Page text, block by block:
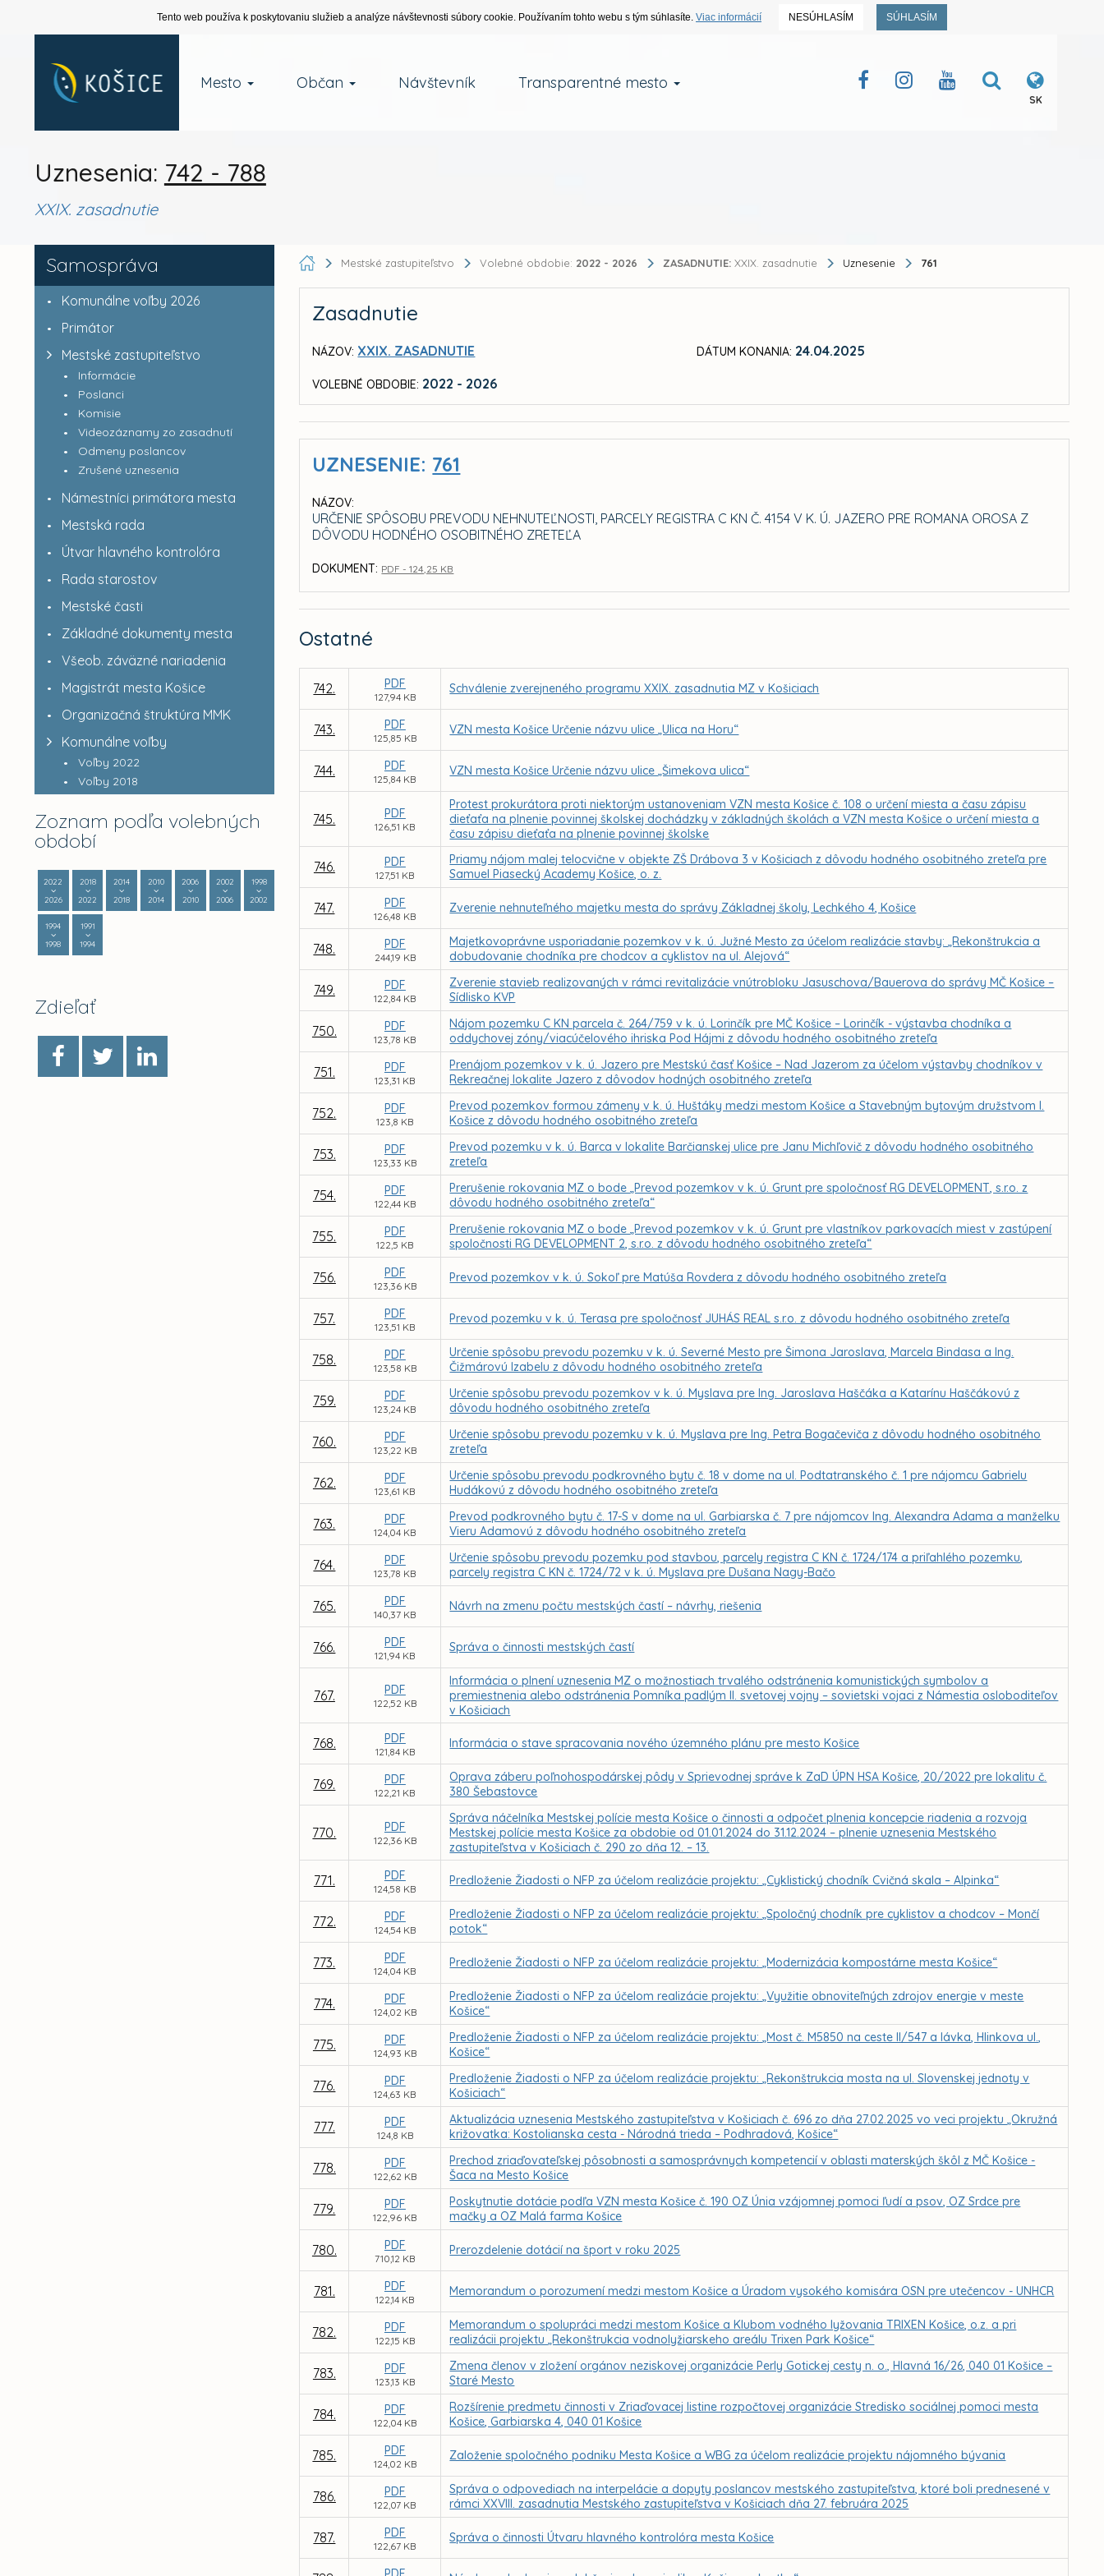
Tento web používa k poskytovaniu služieb a analýze návštevnosti súbory cookie. Používaním tohto webu s tým súhlasíte. Viac informácií NESÚHLASÍM SÚHLASÍM
Mesto Občan Návštevník Transparentné mesto
SK
Uznesenia: 742 - 788
XXIX. zasadnutie
Samospráva
Komunálne voľby 2026
Primátor
Mestské zastupiteľstvo
Informácie
Poslanci
Komisie
Videozáznamy zo zasadnutí
Odmeny poslancov
Zrušené uznesenia
Námestníci primátora mesta
Mestská rada
Útvar hlavného kontrolóra
Rada starostov
Mestské časti
Základné dokumenty mesta
Všeob. záväzné nariadenia
Magistrát mesta Košice
Organizačná štruktúra MMK
Komunálne voľby
Voľby 2022
Voľby 2018
Zoznam podľa volebných
období
2022
2026
2018
2022
2014
2018
2010
2014
2006
2010
2002
2006
1998
2002
1994
1998
1991
1994
Zdieľať
Mestské zastupiteľstvo Volebné obdobie: 2022 - 2026 ZASADNUTIE: XXIX. zasadnutie Uznesenie 761
Zasadnutie
NÁZOV: XXIX. ZASADNUTIE
VOLEBNÉ OBDOBIE: 2022 - 2026
DÁTUM KONANIA: 24.04.2025
UZNESENIE: 761
NÁZOV:
URČENIE SPÔSOBU PREVODU NEHNUTEĽNOSTI, PARCELY REGISTRA C KN Č. 4154 V K. Ú. JAZERO PRE ROMANA OROSA Z
DÔVODU HODNÉHO OSOBITNÉHO ZRETEĽA
DOKUMENT: PDF - 124,25 KB
Ostatné
742. PDF
127,94 KB
Schválenie zverejneného programu XXIX. zasadnutia MZ v Košiciach
743. PDF
125,85 KB
VZN mesta Košice Určenie názvu ulice „Ulica na Horu“
744. PDF
125,84 KB
VZN mesta Košice Určenie názvu ulice „Šimekova ulica“
745. PDF
126,51 KB
Protest prokurátora proti niektorým ustanoveniam VZN mesta Košice č. 108 o určení miesta a času zápisu
dieťaťa na plnenie povinnej školskej dochádzky v základných školách a VZN mesta Košice o určení miesta a
času zápisu dieťaťa na plnenie povinnej školske
746. PDF
127,51 KB
Priamy nájom malej telocvične v objekte ZŠ Drábova 3 v Košiciach z dôvodu hodného osobitného zreteľa pre
Samuel Piasecký Academy Košice, o. z.
747. PDF
126,48 KB
Zverenie nehnuteľného majetku mesta do správy Základnej školy, Lechkého 4, Košice
748. PDF
244,19 KB
Majetkovoprávne usporiadanie pozemkov v k. ú. Južné Mesto za účelom realizácie stavby: „Rekonštrukcia a
dobudovanie chodníka pre chodcov a cyklistov na ul. Alejová“
749. PDF
122,84 KB
Zverenie stavieb realizovaných v rámci revitalizácie vnútrobloku Jasuschova/Bauerova do správy MČ Košice –
Sídlisko KVP
750. PDF
123,78 KB
Nájom pozemku C KN parcela č. 264/759 v k. ú. Lorinčík pre MČ Košice – Lorinčík - výstavba chodníka a
oddychovej zóny/viacúčelového ihriska Pod Hájmi z dôvodu hodného osobitného zreteľa
751. PDF
123,31 KB
Prenájom pozemkov v k. ú. Jazero pre Mestskú časť Košice – Nad Jazerom za účelom výstavby chodníkov v
Rekreačnej lokalite Jazero z dôvodov hodných osobitného zreteľa
752. PDF
123,8 KB
Prevod pozemkov formou zámeny v k. ú. Huštáky medzi mestom Košice a Stavebným bytovým družstvom I.
Košice z dôvodu hodného osobitného zreteľa
753. PDF
123,33 KB
Prevod pozemku v k. ú. Barca v lokalite Barčianskej ulice pre Janu Michľovič z dôvodu hodného osobitného
zreteľa
754. PDF
122,44 KB
Prerušenie rokovania MZ o bode „Prevod pozemkov v k. ú. Grunt pre spoločnosť RG DEVELOPMENT, s.r.o. z
dôvodu hodného osobitného zreteľa“
755. PDF
122,5 KB
Prerušenie rokovania MZ o bode „Prevod pozemkov v k. ú. Grunt pre vlastníkov parkovacích miest v zastúpení
spoločnosti RG DEVELOPMENT 2, s.r.o. z dôvodu hodného osobitného zreteľa“
756. PDF
123,36 KB
Prevod pozemkov v k. ú. Sokoľ pre Matúša Rovdera z dôvodu hodného osobitného zreteľa
757. PDF
123,51 KB
Prevod pozemku v k. ú. Terasa pre spoločnosť JUHÁS REAL s.r.o. z dôvodu hodného osobitného zreteľa
758. PDF
123,58 KB
Určenie spôsobu prevodu pozemku v k. ú. Severné Mesto pre Šimona Jaroslava, Marcela Bindasa a Ing.
Čižmárovú Izabelu z dôvodu hodného osobitného zreteľa
759. PDF
123,24 KB
Určenie spôsobu prevodu pozemkov v k. ú. Myslava pre Ing. Jaroslava Haščáka a Katarínu Haščákovú z
dôvodu hodného osobitného zreteľa
760. PDF
123,22 KB
Určenie spôsobu prevodu pozemku v k. ú. Myslava pre Ing. Petra Bogačeviča z dôvodu hodného osobitného
zreteľa
762. PDF
123,61 KB
Určenie spôsobu prevodu podkrovného bytu č. 18 v dome na ul. Podtatranského č. 1 pre nájomcu Gabrielu
Hudákovú z dôvodu hodného osobitného zreteľa
763. PDF
124,04 KB
Prevod podkrovného bytu č. 17-S v dome na ul. Garbiarska č. 7 pre nájomcov Ing. Alexandra Adama a manželku
Vieru Adamovú z dôvodu hodného osobitného zreteľa
764. PDF
123,78 KB
Určenie spôsobu prevodu pozemku pod stavbou, parcely registra C KN č. 1724/174 a priľahlého pozemku,
parcely registra C KN č. 1724/72 v k. ú. Myslava pre Dušana Nagy-Bačo
765. PDF
140,37 KB
Návrh na zmenu počtu mestských častí – návrhy, riešenia
766. PDF
121,94 KB
Správa o činnosti mestských častí
767. PDF
122,52 KB
Informácia o plnení uznesenia MZ o možnostiach trvalého odstránenia komunistických symbolov a
premiestnenia alebo odstránenia Pomníka padlým II. svetovej vojny – sovietski vojaci z Námestia osloboditeľov
v Košiciach
768. PDF
121,84 KB
Informácia o stave spracovania nového územného plánu pre mesto Košice
769. PDF
122,21 KB
Oprava záberu poľnohospodárskej pôdy v Sprievodnej správe k ZaD ÚPN HSA Košice, 20/2022 pre lokalitu č.
380 Šebastovce
770. PDF
122,36 KB
Správa náčelníka Mestskej polície mesta Košice o činnosti a odpočet plnenia koncepcie riadenia a rozvoja
Mestskej polície mesta Košice za obdobie od 01.01.2024 do 31.12.2024 – plnenie uznesenia Mestského
zastupiteľstva v Košiciach č. 290 zo dňa 12. – 13.
771. PDF
124,58 KB
Predloženie Žiadosti o NFP za účelom realizácie projektu: „Cyklistický chodník Cvičná skala – Alpinka“
772. PDF
124,54 KB
Predloženie Žiadosti o NFP za účelom realizácie projektu: „Spoločný chodník pre cyklistov a chodcov – Mončí
potok“
773. PDF
124,04 KB
Predloženie Žiadosti o NFP za účelom realizácie projektu: „Modernizácia kompostárne mesta Košice“
774. PDF
124,02 KB
Predloženie Žiadosti o NFP za účelom realizácie projektu: „Využitie obnoviteľných zdrojov energie v meste
Košice“
775. PDF
124,93 KB
Predloženie Žiadosti o NFP za účelom realizácie projektu: „Most č. M5850 na ceste II/547 a lávka, Hlinkova ul.,
Košice“
776. PDF
124,63 KB
Predloženie Žiadosti o NFP za účelom realizácie projektu: „Rekonštrukcia mosta na ul. Slovenskej jednoty v
Košiciach“
777. PDF
124,8 KB
Aktualizácia uznesenia Mestského zastupiteľstva v Košiciach č. 696 zo dňa 27.02.2025 vo veci projektu „Okružná
križovatka: Kostolianska cesta - Národná trieda – Podhradová, Košice“
778. PDF
122,62 KB
Prechod zriaďovateľskej pôsobnosti a samosprávnych kompetencií v oblasti materských škôl z MČ Košice -
Šaca na Mesto Košice
779. PDF
122,96 KB
Poskytnutie dotácie podľa VZN mesta Košice č. 190 OZ Únia vzájomnej pomoci ľudí a psov, OZ Srdce pre
mačky a OZ Malá farma Košice
780. PDF
710,12 KB
Prerozdelenie dotácií na šport v roku 2025
781. PDF
122,14 KB
Memorandum o porozumení medzi mestom Košice a Úradom vysokého komisára OSN pre utečencov - UNHCR
782. PDF
122,15 KB
Memorandum o spolupráci medzi mestom Košice a Klubom vodného lyžovania TRIXEN Košice, o.z. a pri
realizácii projektu „Rekonštrukcia vodnolyžiarskeho areálu Trixen Park Košice“
783. PDF
123,13 KB
Zmena členov v zložení orgánov neziskovej organizácie Perly Gotickej cesty n. o., Hlavná 16/26, 040 01 Košice –
Staré Mesto
784. PDF
122,04 KB
Rozšírenie predmetu činnosti v Zriaďovacej listine rozpočtovej organizácie Stredisko sociálnej pomoci mesta
Košice, Garbiarska 4, 040 01 Košice
785. PDF
124,02 KB
Založenie spoločného podniku Mesta Košice a WBG za účelom realizácie projektu nájomného bývania
786. PDF
122,07 KB
Správa o odpovediach na interpelácie a dopyty poslancov mestského zastupiteľstva, ktoré boli prednesené v
rámci XXVIII. zasadnutia Mestského zastupiteľstva v Košiciach dňa 27. februára 2025
787. PDF
122,67 KB
Správa o činnosti Útvaru hlavného kontrolóra mesta Košice